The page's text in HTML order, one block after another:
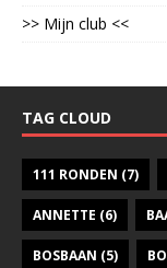
>> Mijn club <<
TAG CLOUD
111 RONDEN (7)
ANNETTE (6)
BOSBAAN (5)